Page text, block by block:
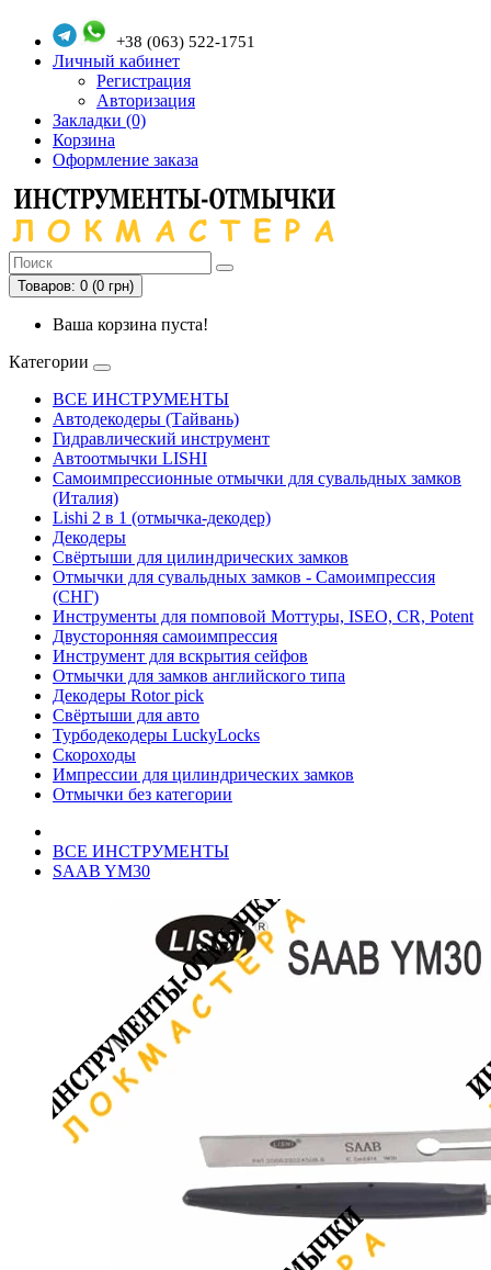
+38 (063) 522-1751
Личный кабинет
Регистрация
Авторизация
Закладки (0)
Корзина
Оформление заказа
Товаров: 0 (0 грн)
Ваша корзина пуста!
Категории
ВСЕ ИНСТРУМЕНТЫ
Автодекодеры (Тайвань)
Гидравлический инструмент
Автоотмычки LISHI
Самоимпрессионные отмычки для сувальдных замков
(Италия)
Lishi 2 в 1 (отмычка-декодер)
Декодеры
Свёртыши для цилиндрических замков
Отмычки для сувальдных замков - Самоимпрессия
(СНГ)
Инструменты для помповой Моттуры, ISEO, CR, Potent
Двусторонняя самоимпрессия
Инструмент для вскрытия сейфов
Отмычки для замков английского типа
Декодеры Rotor pick
Свёртыши для авто
Турбодекодеры LuckyLocks
Скороходы
Импрессии для цилиндрических замков
Отмычки без категории
ВСЕ ИНСТРУМЕНТЫ
SAAB YM30